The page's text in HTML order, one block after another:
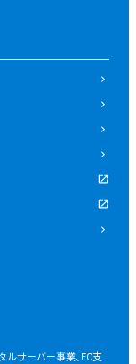
ルサーバー事業、EC支